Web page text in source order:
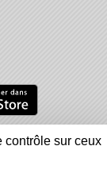
inapproprié
contrôle sur ceux